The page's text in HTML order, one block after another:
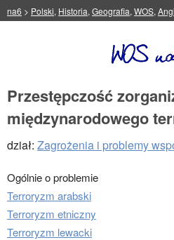
na6 > Polski, Historia, Geografia, WOS,
Przestępczość
międzynarodowego
dział: Zagrożenia i problemy
Ogólnie o problemie
Terroryzm arabski
Terroryzm etniczny
Terroryzm lewacki